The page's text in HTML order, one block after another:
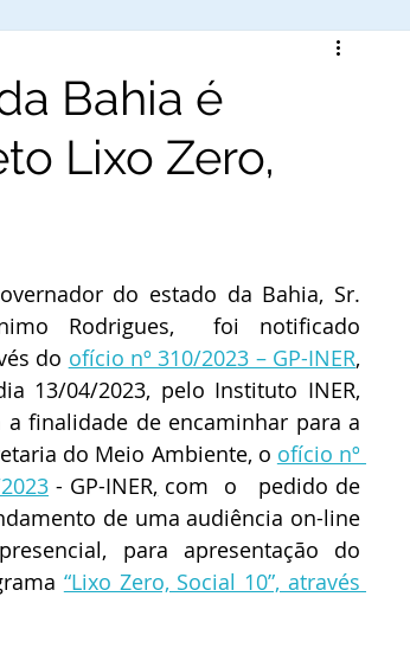
Bahia é
Lixo Zero,
do estado da Bahia, Sr.
Rodrigues,  foi notificado
do ofício nº 310/2023 – GP-INER,
13/04/2023, pelo Instituto INER,
a finalidade de encaminhar para a
do Meio Ambiente, o ofício nº
- GP-INER, com  o   pedido de
de uma audiência on-line
para apresentação do
“Lixo Zero, Social 10”, através